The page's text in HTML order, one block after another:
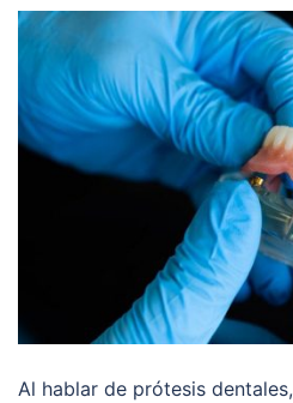
Al hablar de prótesis